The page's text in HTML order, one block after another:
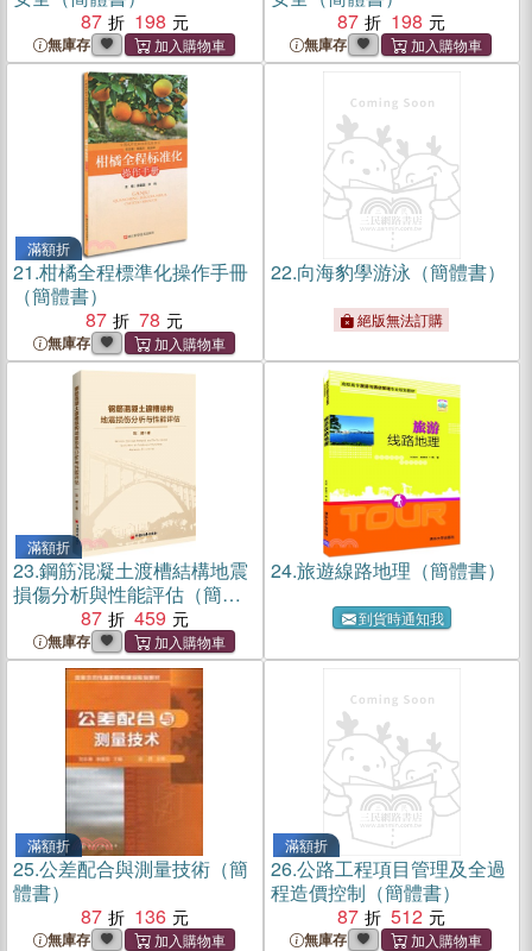
87
198
無庫存
87
198
無庫存
滿額折
21.柑橘全程標準化操作手冊
（簡體書）
87
78
無庫存
22.向海豹學游泳（簡體書）
絕版無法訂購
滿額折
23.鋼筋混凝土渡槽結構地震
損傷分析與性能評估（簡體
87 459
無庫存
24.旅遊線路地理（簡體書）
到貨時通知我
滿額折
25.公差配合與測量技術（簡
體書）
87
136
無庫存
滿額折
26.公路工程項目管理及全過
程造價控制（簡體書）
87
512
無庫存